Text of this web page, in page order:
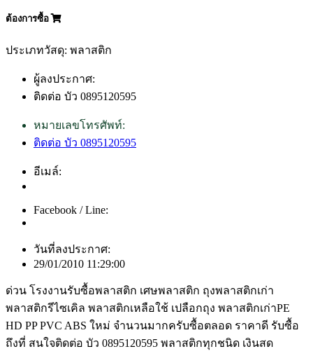
ต้องการซื้อ
ประเภทวัสดุ: พลาสติก
ผู้ลงประกาศ:
ติดต่อ บัว 0895120595
หมายเลขโทรศัพท์:
ติดต่อ บัว 0895120595
อีเมล์:
Facebook / Line:
วันที่ลงประกาศ:
29/01/2010 11:29:00
ด่วน โรงงานรับซื้อพลาสติก เศษพลาสติก ถุงพลาสติกเก่า
พลาสติกรีไซเคิล พลาสติกเหลือใช้ เปลือกถุง พลาสติกเก่าPE
HD PP PVC ABS ใหม่ จำนวนมากครับซื้อตลอด ราคาดี รับซื้อ
ถึงที่ สนใจติดต่อ บัว 0895120595 พลาสติกทุกชนิด เงินสด